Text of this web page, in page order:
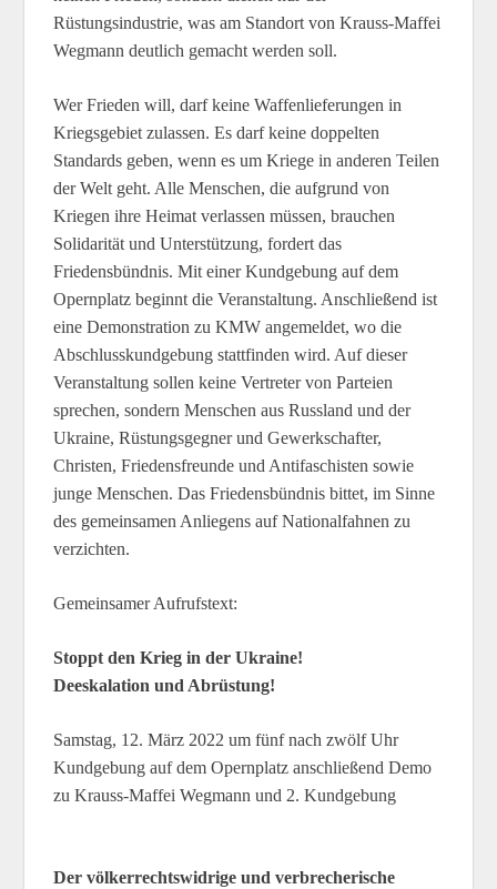
Rüstungsindustrie, was am Standort von Krauss-Maffei
Wegmann deutlich gemacht werden soll.
Wer Frieden will, darf keine Waffenlieferungen in
Kriegsgebiet zulassen. Es darf keine doppelten
Standards geben, wenn es um Kriege in anderen Teilen
der Welt geht. Alle Menschen, die aufgrund von
Kriegen ihre Heimat verlassen müssen, brauchen
Solidarität und Unterstützung, fordert das
Friedensbündnis. Mit einer Kundgebung auf dem
Opernplatz beginnt die Veranstaltung. Anschließend ist
eine Demonstration zu KMW angemeldet, wo die
Abschlusskundgebung stattfinden wird. Auf dieser
Veranstaltung sollen keine Vertreter von Parteien
sprechen, sondern Menschen aus Russland und der
Ukraine, Rüstungsgegner und Gewerkschafter,
Christen, Friedensfreunde und Antifaschisten sowie
junge Menschen. Das Friedensbündnis bittet, im Sinne
des gemeinsamen Anliegens auf Nationalfahnen zu
verzichten.
Gemeinsamer Aufrufstext:
Stoppt den Krieg in der Ukraine!
Deeskalation und Abrüstung!
Samstag, 12. März 2022 um fünf nach zwölf Uhr
Kundgebung auf dem Opernplatz anschließend Demo
zu Krauss-Maffei Wegmann und 2. Kundgebung
Der völkerrechtswidrige und verbrecherische